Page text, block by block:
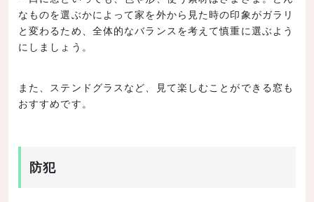
なものを選ぶかによって家を外から見た時の印象がガラリ
と変わるため、全体的なバランスを考えて慎重に選ぶよう
にしましょう。
また、ステンドグラスなど、見て楽しむことができる窓も
おすすめです。
防犯